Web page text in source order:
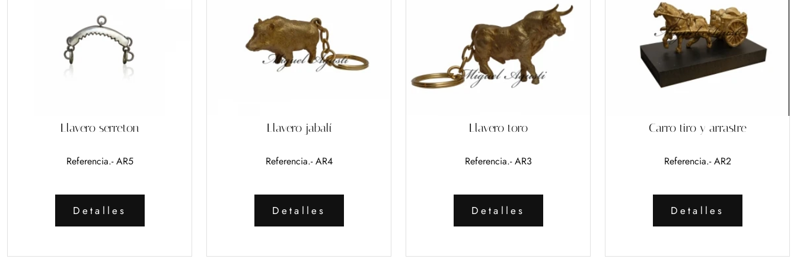
Llavero serreton
Referencia.- AR5
Detalles
Llavero jabalí
Referencia.- AR4
Detalles
Llavero toro
Referencia.- AR3
Detalles
Carro tiro y arrastre
Referencia.- AR2
Detalles